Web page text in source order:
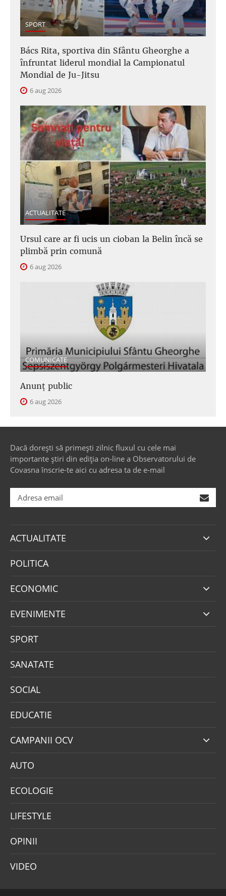
SPORT
Bács Rita, sportiva din Sfântu Gheorghe a
înfruntat liderul mondial la Campionatul
Mondial de Ju-Jitsu
6 aug 2026
ACTUALITATE
Ursul care ar fi ucis un cioban la Belin încă se
plimbă prin comună
6 aug 2026
COMUNICATE
Anunţ public
6 aug 2026
Dacă dorești să primești zilnic fluxul cu cele mai
importante știri din ediția on-line a Observatorului de
Covasna înscrie-te aici cu adresa ta de e-mail
ACTUALITATE
POLITICA
ECONOMIC
EVENIMENTE
SPORT
SANATATE
SOCIAL
EDUCATIE
CAMPANII OCV
AUTO
ECOLOGIE
LIFESTYLE
OPINII
VIDEO